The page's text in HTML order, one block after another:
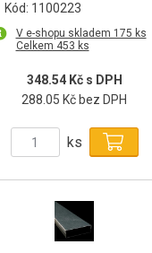
Kód: 1100223
V e-shopu skladem 175 ks
Celkem 453 ks
348.54 Kč s DPH
288.05 Kč bez DPH
ks